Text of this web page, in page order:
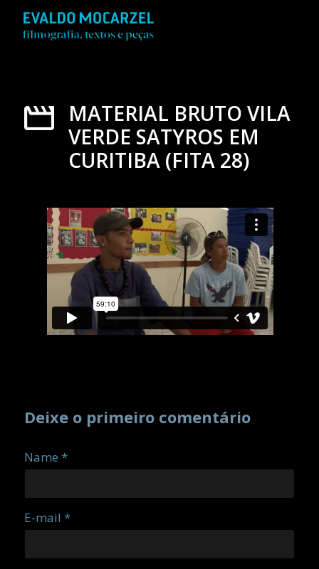
MATERIAL BRUTO VILA
VERDE SATYROS EM
CURITIBA (FITA 28)
Deixe o primeiro comentário
Name *
E-mail *